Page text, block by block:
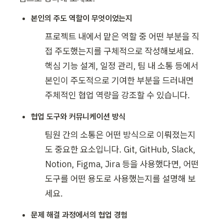
본인의 주도 역할이 무엇이었는지
프로젝트 내에서 맡은 역할 중 어떤 부분을 직
접 주도했는지를 구체적으로 작성해보세요.
핵심 기능 설계, 일정 관리, 팀 내 소통 등에서
본인이 주도적으로 기여한 부분을 드러내면
주체적인 협업 역량을 강조할 수 있습니다.
협업 도구와 커뮤니케이션 방식
팀원 간의 소통은 어떤 방식으로 이뤄졌는지
도 중요한 요소입니다. Git, GitHub, Slack,
Notion, Figma, Jira 등을 사용했다면, 어떤
도구를 어떤 용도로 사용했는지를 설명해 보
세요.
문제 해결 과정에서의 협업 경험